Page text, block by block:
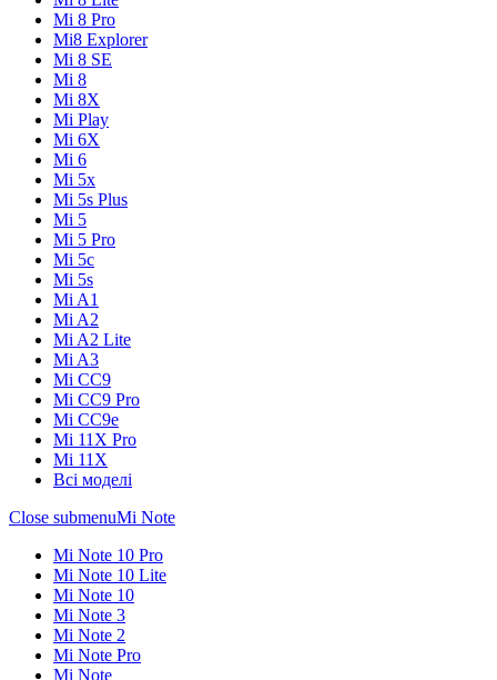
Mi 8 Pro
Mi8 Explorer
Mi 8 SE
Mi 8
Mi 8X
Mi Play
Mi 6X
Mi 6
Mi 5x
Mi 5s Plus
Mi 5
Mi 5 Pro
Mi 5c
Mi 5s
Mi A1
Mi A2
Mi A2 Lite
Mi A3
Mi CC9
Mi CC9 Pro
Mi CC9e
Mi 11X Pro
Mi 11X
Всі моделі
Close submenuMi Note
Mi Note 10 Pro
Mi Note 10 Lite
Mi Note 10
Mi Note 3
Mi Note 2
Mi Note Pro
Mi Note